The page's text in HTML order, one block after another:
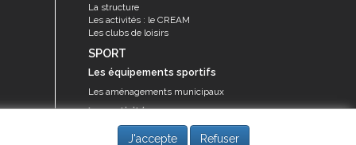
J'accepte Refuser
La structure
Les activités : le CREAM
Les clubs de loisirs
SPORT
Les équipements sportifs
Les aménagements municipaux
Les activités
Les activités du service des sports